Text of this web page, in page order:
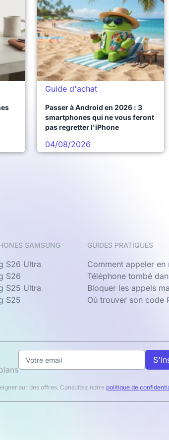
Guide d'achat
Passer à Android en 2026 : 3
smartphones qui ne vous feront
pas regretter l'iPhone
04/08/2026
SAMSUNG
S26 Ultra
S26
S25 Ultra
S25
GUIDES PRATIQUES
Comment appeler en
Téléphone tombé
Bloquer les appels
Où trouver son code
sur des offres. Consultez notre politique de